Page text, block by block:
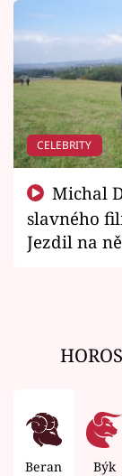
CELEBRITY
slavného
Jezdil na
Beran Býk